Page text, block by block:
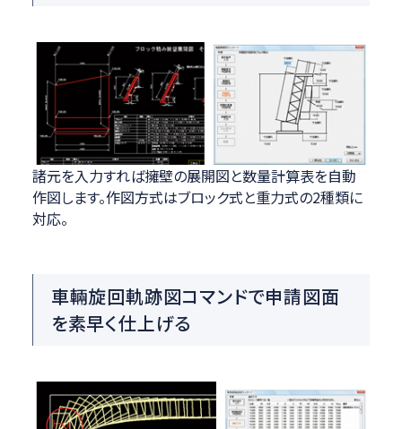
諸元を入力すれば擁壁の展開図と数量計算表を自動
作図します。作図方式はブロック式と重力式の2種類に
対応。
車輛旋回軌跡図コマンドで申請図面
を素早く仕上げる